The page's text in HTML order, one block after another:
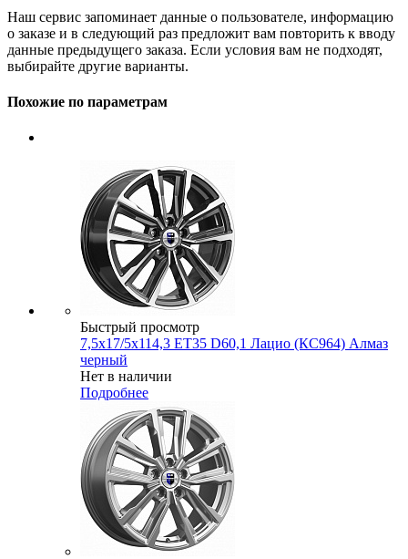
Наш сервис запоминает данные о пользователе, информацию
о заказе и в следующий раз предложит вам повторить к вводу
данные предыдущего заказа. Если условия вам не подходят,
выбирайте другие варианты.
Похожие по параметрам
Быстрый просмотр
7,5x17/5x114,3 ET35 D60,1 Лацио (КС964) Алмаз
черный
Нет в наличии
Подробнее